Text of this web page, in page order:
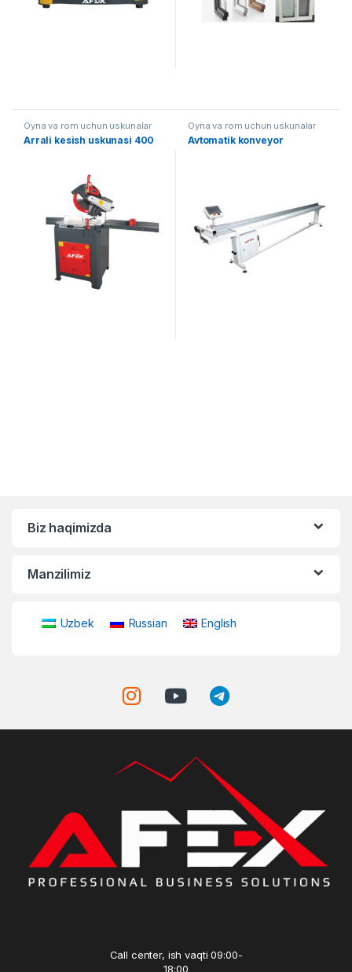
Oyna va rom uchun uskunalar
Arrali kesish uskunasi 400
Oyna va rom uchun uskunalar
Avtomatik konveyor
Biz haqimizda
Manzilimiz
Uzbek Russian English
Call center, ish vaqti 09:00-
18:00